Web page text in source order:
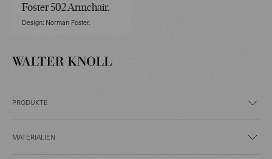
Foster 502 Armchair.
Design: Norman Foster.
PRODUKTE
MATERIALIEN